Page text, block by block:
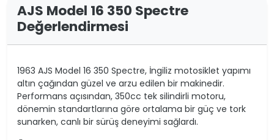
AJS Model 16 350 Spectre
Değerlendirmesi
1963 AJS Model 16 350 Spectre, İngiliz motosiklet yapımı
altın çağından güzel ve arzu edilen bir makinedir.
Performans açısından, 350cc tek silindirli motoru,
dönemin standartlarına göre ortalama bir güç ve tork
sunarken, canlı bir sürüş deneyimi sağlardı.